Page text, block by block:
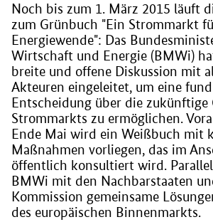
Noch bis zum 1. März 2015 läuft
zum Grünbuch "Ein Strommarkt
Energiewende": Das
Wirtschaft und Energie (BMWi)
breite und offene Diskussion mit
Akteuren eingeleitet, um eine
Entscheidung über die zukünftige
Strommarkts zu ermöglichen.
Ende Mai wird ein Weißbuch mit
Maßnahmen vorliegen, das im
öffentlich konsultiert wird.
BMWi mit den Nachbarstaaten
Kommission gemeinsame
des europäischen Binnenmarkts.